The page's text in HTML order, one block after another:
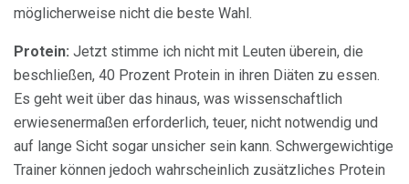
möglicherweise nicht die beste Wahl.
Protein: Jetzt stimme ich nicht mit Leuten überein, die
beschließen, 40 Prozent Protein in ihren Diäten zu essen.
Es geht weit über das hinaus, was wissenschaftlich
erwiesenermaßen erforderlich, teuer, nicht notwendig und
auf lange Sicht sogar unsicher sein kann. Schwergewichtige
Trainer können jedoch wahrscheinlich zusätzliches Protein